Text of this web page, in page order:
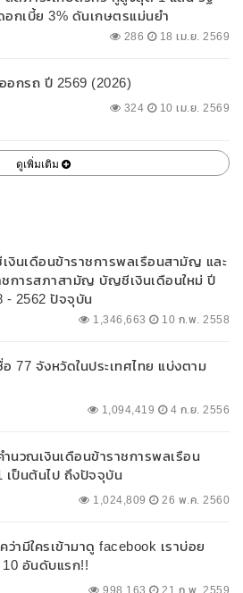
อกเบี้ย 3% ดันเกษตรแม่นยำ
286 18 เม.ย. 2569
อกรถ ปี 2569 (2026)
324 10 เม.ย. 2569
ดูเพิ่มเติม
งินเดือนข้าราชการพลเรือนสามัญ และ
ชการสภาสามัญ บัญชีเงินเดือนใหม่ ปี
- 2562 ปัจจุบัน
1,346,663 10 ก.พ. 2558
77 จังหวัดในประเทศไทย แบ่งตาม
1,094,419 4 ก.ย. 2556
นวณเงินเดือนข้าราชการพลเรือน
เป็นต้นไป ถึงปัจจุบัน
1,024,809 26 พ.ค. 2560
ว่ามีใครเข้ามาดู facebook เราบ่อย
อันดับแรก!!